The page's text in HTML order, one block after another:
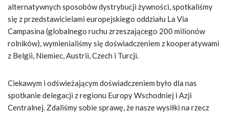
alternatywnych sposobów dystrybucji żywności, spotkaliśmy
się z przedstawicielami europejskiego oddziału La Via
Campasina (globalnego ruchu zrzeszającego 200 milionów
rolników), wymienialiśmy się doświadczeniem z kooperatywami
z Belgii, Niemiec, Austrii, Czech i Turcji.
Ciekawym i odświeżającym doświadczeniem było dla nas
spotkanie delegacji z regionu Europy Wschodniej i Azji
Centralnej. Zdaliśmy sobie sprawę, że nasze wysiłki na rzecz